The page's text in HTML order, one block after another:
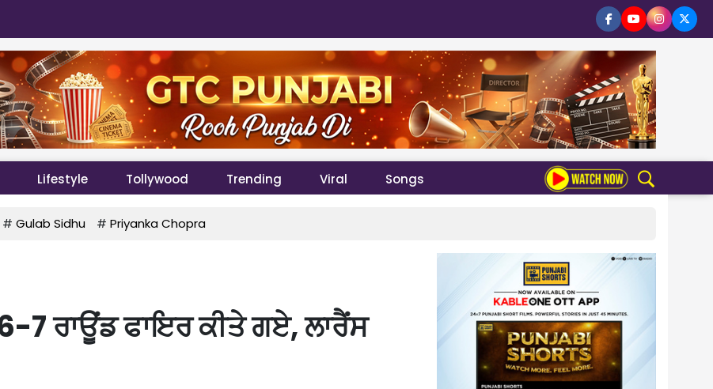
Lifestyle Tollywood Trending Viral Songs
# Gulab Sidhu # Priyanka Chopra
7 ਰਾਊਂਡ ਫਾਇਰ ਕੀਤੇ ਗਏ, ਲਾਰੈਂਸ